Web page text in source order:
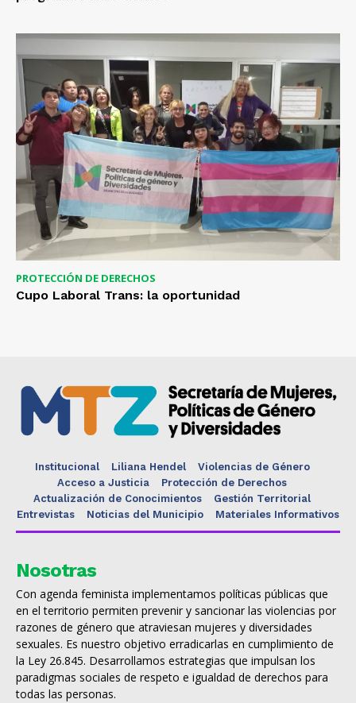
PROTECCIÓN DE DERECHOS
Cupo Laboral Trans: la oportunidad
Institucional Liliana Hendel
Violencias de Género
Acceso a Justicia
Protección de Derechos
Actualización de Conocimientos
Gestión Territorial
Entrevistas
Noticias del Municipio Materiales Informativos
Nosotras
Con agenda feminista implementamos políticas públicas que
en el territorio permiten prevenir y sancionar las violencias por
razones de género que atraviesan mujeres y diversidades
sexuales. Es nuestro objetivo erradicarlas en cumplimiento de
la Ley 26.845. Desarrollamos estrategias que impulsan los
paradigmas sociales de respeto e igualdad de derechos para
todas las personas.